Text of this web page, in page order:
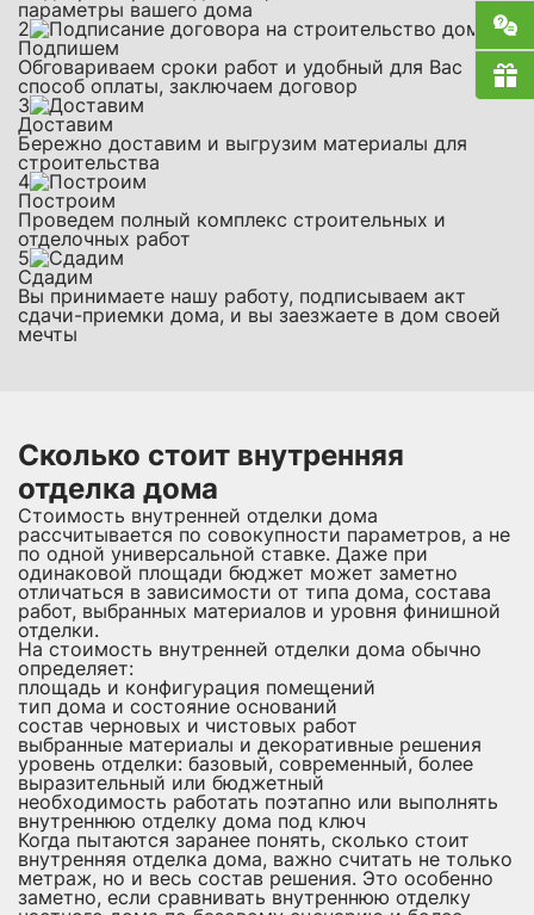
параметры вашего дома
2
Подпишем
Обговариваем сроки работ и удобный для Вас
способ оплаты, заключаем договор
3
Доставим
Бережно доставим и выгрузим материалы для
строительства
4
Построим
Проведем полный комплекс строительных и
отделочных работ
5
Сдадим
Вы принимаете нашу работу, подписываем акт
сдачи-приемки дома, и вы заезжаете в дом своей
мечты
Сколько стоит внутренняя
отделка дома
Стоимость внутренней отделки дома
рассчитывается по совокупности параметров, а не
по одной универсальной ставке. Даже при
одинаковой площади бюджет может заметно
отличаться в зависимости от типа дома, состава
работ, выбранных материалов и уровня финишной
отделки.
На стоимость внутренней отделки дома обычно
определяет:
площадь и конфигурация помещений
тип дома и состояние оснований
состав черновых и чистовых работ
выбранные материалы и декоративные решения
уровень отделки: базовый, современный, более
выразительный или бюджетный
необходимость работать поэтапно или выполнять
внутреннюю отделку дома под ключ
Когда пытаются заранее понять, сколько стоит
внутренняя отделка дома, важно считать не только
метраж, но и весь состав решения. Это особенно
заметно, если сравнивать внутреннюю отделку